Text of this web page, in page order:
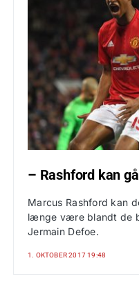
– Rashford kan
Marcus Rashford kan
længe være blandt de
Jermain Defoe.
1. OKTOBER 2017 19:48